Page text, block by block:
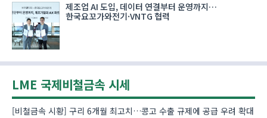
제조업 AI 도입, 데이터 연결부터 운영까지…
한국요꼬가와전기·VNTG 협력
LME 국제비철금속 시세
[비철금속 시황] 구리 6개월 최고치…콩고 수출 규제에 공급 우려 확대